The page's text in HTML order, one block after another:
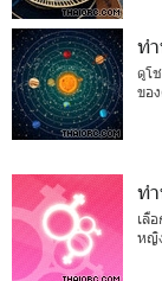
ทำ
ดูโ
ขอ
ท
เลื
หญิ